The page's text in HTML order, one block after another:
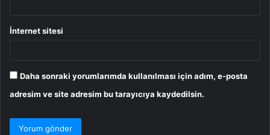
İnternet sitesi
Daha sonraki yorumlarımda kullanılması için adım, e-posta
adresim ve site adresim bu tarayıcıya kaydedilsin.